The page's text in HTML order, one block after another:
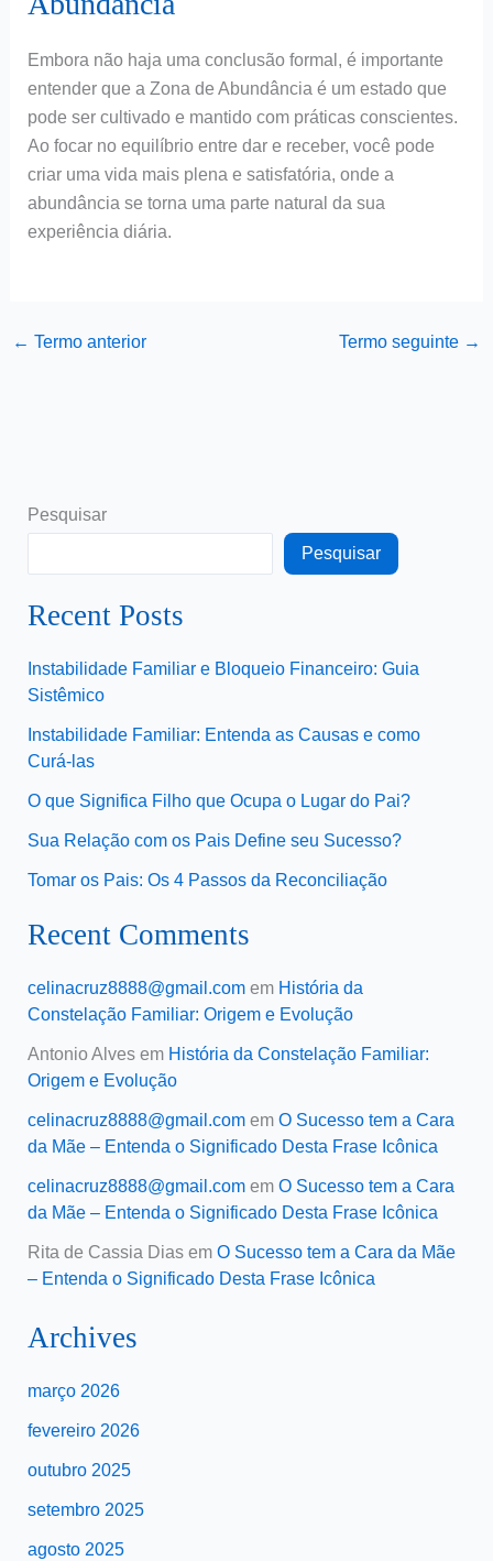
Embora não haja uma conclusão formal, é importante
entender que a Zona de Abundância é um estado que
pode ser cultivado e mantido com práticas conscientes.
Ao focar no equilíbrio entre dar e receber, você pode
criar uma vida mais plena e satisfatória, onde a
abundância se torna uma parte natural da sua
experiência diária.
← Termo anterior Termo seguinte →
Pesquisar
Pesquisar
Recent Posts
Instabilidade Familiar e Bloqueio Financeiro: Guia
Sistêmico
Instabilidade Familiar: Entenda as Causas e como
Curá-las
O que Significa Filho que Ocupa o Lugar do Pai?
Sua Relação com os Pais Define seu Sucesso?
Tomar os Pais: Os 4 Passos da Reconciliação
Recent Comments
celinacruz8888@gmail.comem História da
Constelação Familiar: Origem e Evolução
Antonio Alvesem História da Constelação Familiar:
Origem e Evolução
celinacruz8888@gmail.comem O Sucesso tem a Cara
da Mãe – Entenda o Significado Desta Frase Icônica
celinacruz8888@gmail.comem O Sucesso tem a Cara
da Mãe – Entenda o Significado Desta Frase Icônica
Rita de Cassia Diasem O Sucesso tem a Cara da Mãe
– Entenda o Significado Desta Frase Icônica
Archives
março 2026
fevereiro 2026
outubro 2025
setembro 2025
agosto 2025